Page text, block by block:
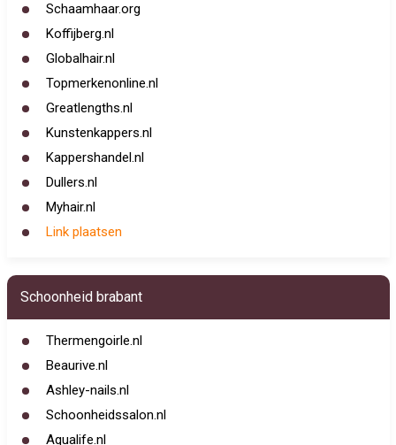
Schaamhaar.org
Koffijberg.nl
Globalhair.nl
Topmerkenonline.nl
Greatlengths.nl
Kunstenkappers.nl
Kappershandel.nl
Dullers.nl
Myhair.nl
Link plaatsen
Schoonheid brabant
Thermengoirle.nl
Beaurive.nl
Ashley-nails.nl
Schoonheidssalon.nl
Aqualife.nl